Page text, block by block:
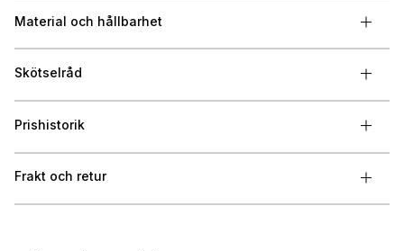
Material och hållbarhet
Skötselråd
Prishistorik
Frakt och retur